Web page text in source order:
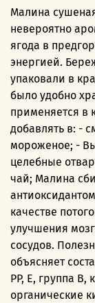
Малина
невероятно
ягода в
энергией.
упаковали в
было удобно
применяется в
добавлять в: -
мороженое; -
целебные
чай; Малина
качестве
улучшения
сосудов.
объясняет
PP, E, группа
органические